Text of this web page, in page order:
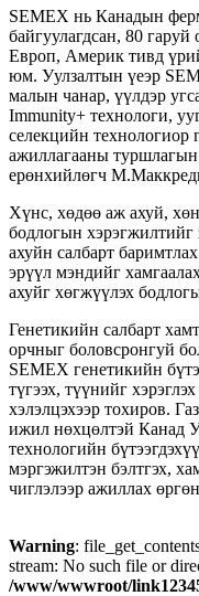
SEMEX нь Канадын
байгуулагдсан, 80 гаруй
Европ, Америк тивд
юм. Уулзалтын үеэр
малын чанар, үүлдэр
Immunity+ технологи,
селекцийн
ажиллагааны
ерөнхийлөгч
Хүнс, хөдөө аж ахуй,
бодлогын хэрэгжилтийг
ахуйн салбарт
эрүүл мэндийг
ахуйг хөгжүүлэх
Генетикийн салбарт
орчныг боловсронгуй
SEMEX генетикийн
түгээх, түүнийг
хэлэлцэхээр тохиров.
ижил нөхцөлтэй Канад
технологийн
мэргэжилтэн бэлтгэх,
чиглэлээр ажиллах
Warning:
stream: No such file or
/www/wwwroot/